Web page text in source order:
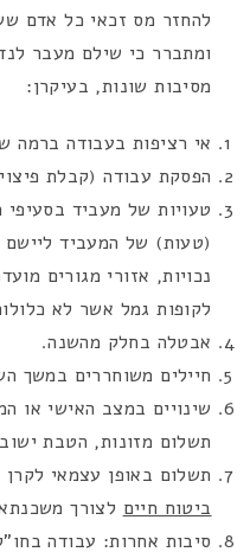
להחזר מס זכאי כל אדם
ומתברר כי שילם מעבר
מסיבות שונות, בעיקרן:
אי רציפות בעבודה ברמה
הפסקת עבודה (קבלת
טעויות של מעביד בסעיפי
(טעות) של המעביד
נכויות, אזורי מגורים
לקופות גמל אשר לא
אבטלה בחלק מהשנה.
חיילים משוחררים במשך
שינויים במצב האישי או
תשלום מזונות, הטבת
תשלום באופן עצמאי
ביטוח חייםלצורך
סיבות אחרות: עבודה